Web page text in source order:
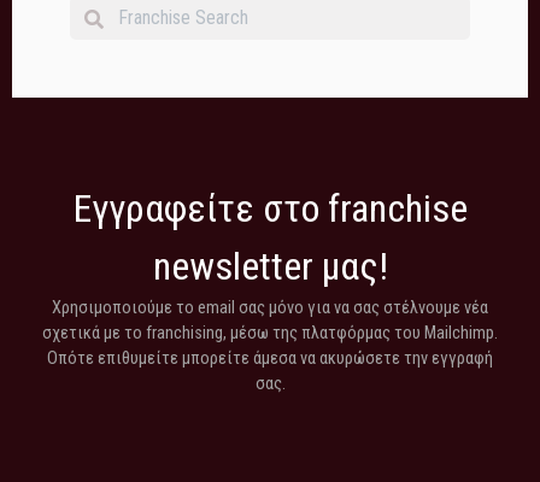
Εγγραφείτε στο franchise
newsletter μας!
Χρησιμοποιούμε το email σας μόνο για να σας στέλνουμε νέα
σχετικά με το franchising, μέσω της πλατφόρμας του Mailchimp.
Οπότε επιθυμείτε μπορείτε άμεσα να ακυρώσετε την εγγραφή
σας.